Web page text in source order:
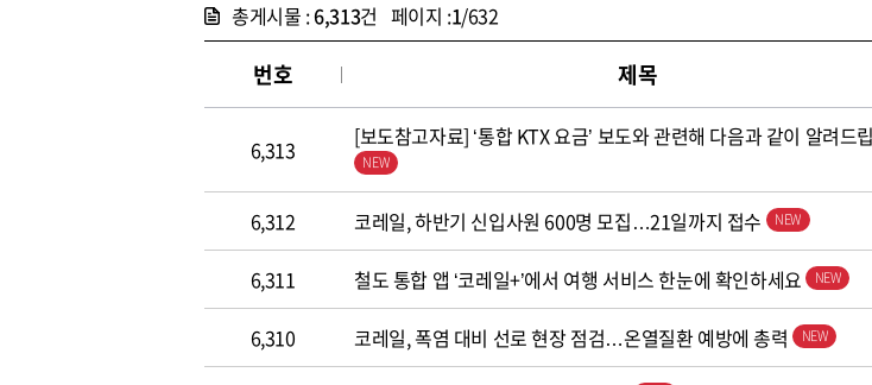
총게시물 :6,313건 페이지 :1/632
번호 제목
6,313 [보도참고자료] ‘통합 KTX 요금’ 보도와 관련해 다음과 같이 알려드
6,312 코레일, 하반기 신입사원 600명 모집…21일까지 접수
6,311 철도 통합 앱 ‘코레일+’에서 여행 서비스 한눈에 확인하세요
6,310 코레일, 폭염 대비 선로 현장 점검…온열질환 예방에 총력